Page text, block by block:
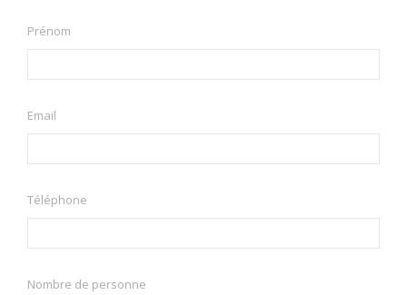
Prénom
Email
Téléphone
Nombre de personne